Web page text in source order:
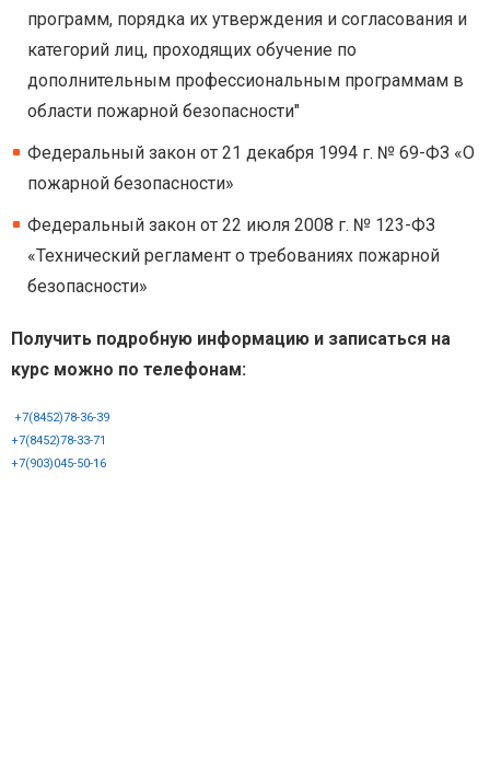
программ, порядка их утверждения и согласования и
категорий лиц, проходящих обучение по
дополнительным профессиональным программам в
области пожарной безопасности"
Федеральный закон от 21 декабря 1994 г. № 69-ФЗ «О
пожарной безопасности»
Федеральный закон от 22 июля 2008 г. № 123-ФЗ
«Технический регламент о требованиях пожарной
безопасности»
Получить подробную информацию и записаться на
курс можно по телефонам:
+7(8452)78-36-39
+7(8452)78-33-71
+7(903)045-50-16